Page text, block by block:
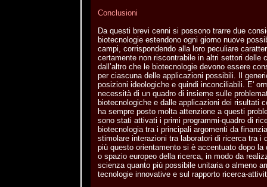
Conclusioni
Da questi brevi cenni si possono trarre due
biotecnologie estendono ogni giorno nuove
campi, corrispondendo alla loro peculiare
certamente non riscontrabile in altri settori delle
dall’altro che le biotecnologie devono essere
per ciascuna delle applicazioni possibili. Il
posizioni ideologiche e quindi inconciliabili. E'
necessità di un quadro di insieme sulle
biotecnologiche e dalle applicazioni dei risultati
ha sempre posto molta attenzione a questi
sono stati attivati i primi programmi-quadro di
biotecnologia tra i principali argomenti da
stimolare interazioni tra laboratori di ricerca tra i
più questo orientamento si è accentuato dopo la
o spazio europeo della ricerca, in modo da
scienza quanto più possibile unitaria o almeno
tecnologie innovative e sul rapporto ricerca-